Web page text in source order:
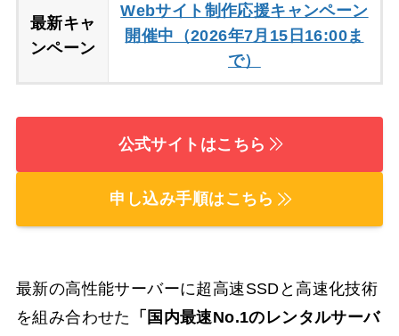
最新キャ
ンペーン
Webサイト制作応援キャンペーン
開催中（2026年7月15日16:00ま
で）
公式サイトはこちら
申し込み手順はこちら
最新の高性能サーバーに超高速SSDと高速化技術
を組み合わせた
「国内最速No.1のレンタルサーバ